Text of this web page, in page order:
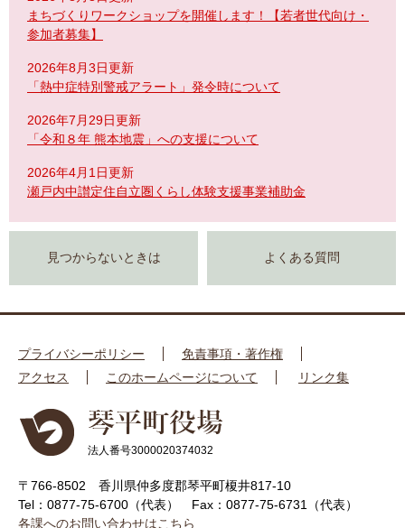
まちづくりワークショップを開催します！【若者世代向け・
参加者募集】
2026年8月3日更新
「熱中症特別警戒アラート」発令時について
2026年7月29日更新
「令和８年 熊本地震」への支援について
2026年4月1日更新
瀬戸内中讃定住自立圏くらし体験支援事業補助金
見つからないときは よくある質問
プライバシーポリシー
免責事項・著作権
アクセス
このホームページについて リンク集
法人番号3000020374032
〒766-8502 香川県仲多度郡琴平町榎井817-10
Tel：0877-75-6700（代表）
Fax：0877-75-6731（代表）
各課へのお問い合わせはこちら